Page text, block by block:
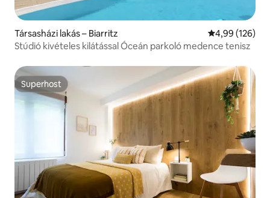
Társasházi lakás – Biarritz Átlagos
4,99 (126)
Stúdió kivételes kilátással Óceán parkoló medence tenisz
Superhost
Superhost